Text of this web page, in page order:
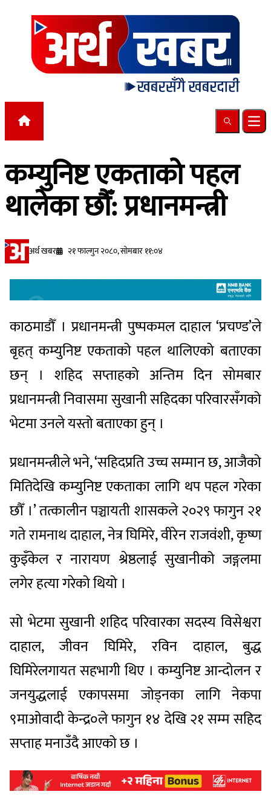
Skip to content
Search
कम्युनिष्ट एकताको पहल
थालेका छौँ: प्रधानमन्त्री
अर्थ खबर २१ फाल्गुन २०८०, सोमबार ११:०४
काठमाडौँ । प्रधानमन्त्री पुष्पकमल दाहाल ‘प्रचण्ड’ले
बृहत् कम्युनिष्ट एकताको पहल थालिएको बताएका
छन् । शहिद सप्ताहको अन्तिम दिन सोमबार
प्रधानमन्त्री निवासमा सुखानी सहिदका परिवारसँगको
भेटमा उनले यस्तो बताएका हुन् ।
प्रधानमन्त्रीले भने, ‘सहिदप्रति उच्च सम्मान छ, आजैको
मितिदेखि कम्युनिष्ट एकताका लागि थप पहल गरेका
छौँ ।’ तत्कालीन पञ्चायती शासकले २०२९ फागुन २१
गते रामनाथ दाहाल, नेत्र घिमिरे, वीरेन राजवंशी, कृष्ण
कुइँकेल र नारायण श्रेष्ठलाई सुखानीको जङ्गलमा
लगेर हत्या गरेको थियो ।
सो भेटमा सुखानी शहिद परिवारका सदस्य विसेश्वरा
दाहाल, जीवन घिमिरे, रविन दाहाल, बुद्ध
घिमिरेलगायत सहभागी थिए । कम्युनिष्ट आन्दोलन र
जनयुद्धलाई एकापसमा जोड्नका लागि नेकपा
९माओवादी केन्द्र०ले फागुन १४ देखि २१ सम्म सहिद
सप्ताह मनाउँदै आएको छ ।